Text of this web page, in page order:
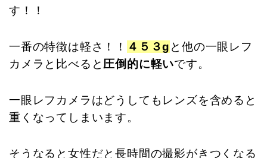
す！！
一番の特徴は軽さ！！ ４５３g と他の一眼レフ
カメラと比べると 圧倒的に軽いです。
一眼レフカメラはどうしてもレンズを含めると
重くなってしまいます。
そうなると女性だと長時間の撮影がきつくなる